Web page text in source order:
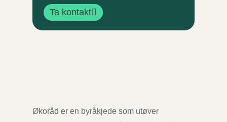
Ta kontakt
Økoråd er en byråkjede som utøver